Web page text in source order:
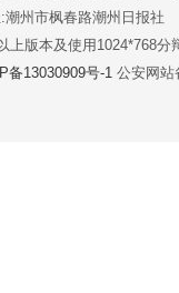
潮州市枫春路潮州日报社
版本及使用1024*768分
备13030909号-1 公安网站